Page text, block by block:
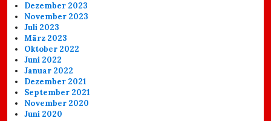
Dezember 2023
November 2023
Juli 2023
März 2023
Oktober 2022
Juni 2022
Januar 2022
Dezember 2021
September 2021
November 2020
Juni 2020